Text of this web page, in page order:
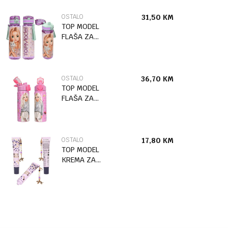
OSTALO
TOP MODEL
FLAŠA ZA
31,50 KM
OSTALO
TOP MODEL
FLAŠA ZA
36,70 KM
OSTALO
TOP MODEL
KREMA ZA
17,80 KM